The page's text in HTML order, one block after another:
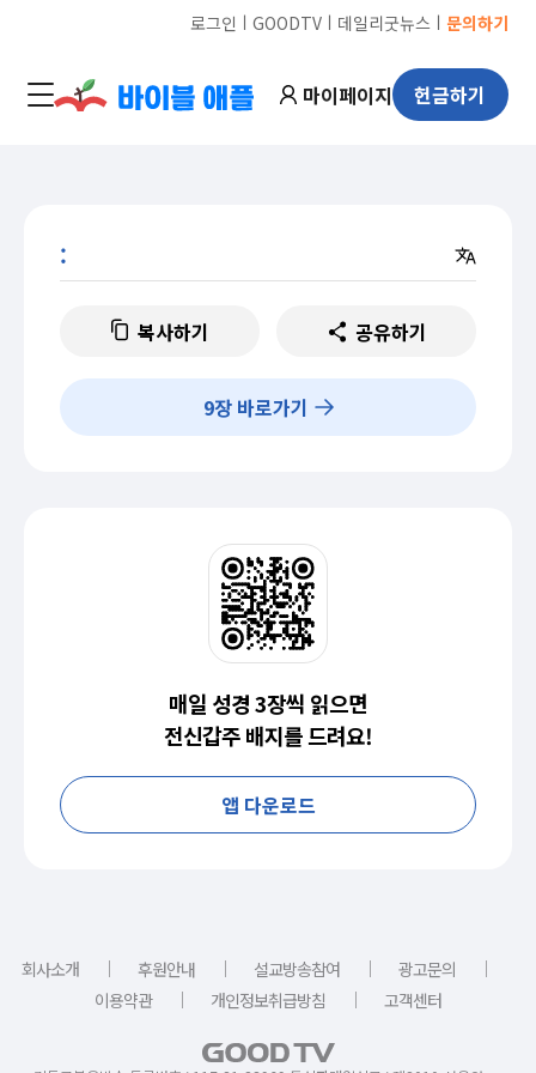
로그인 ㅣ GOODTVㅣ 데일리굿뉴스 ㅣ 문의하기
마이페이지 헌금하기
:
복사하기 공유하기
9장 바로가기
매일 성경 3장씩 읽으면
전신갑주 배지를 드려요!
앱 다운로드
회사소개 ｜ 후원안내 ｜ 설교방송참여 ｜ 광고문의
｜
이용약관
｜ 개인정보취급방침 ｜ 고객센터